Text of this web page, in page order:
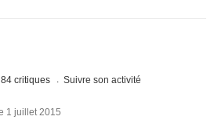
84 critiques Suivre son activité
1 juillet 2015